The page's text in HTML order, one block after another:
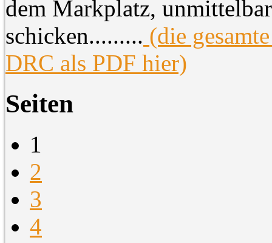
dem Markplatz,
schicken......... (die
DRC als PDF hier)
Seiten
1
2
3
4